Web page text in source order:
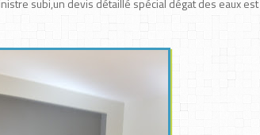
subi,un devis détaillé spécial dégat des eaux